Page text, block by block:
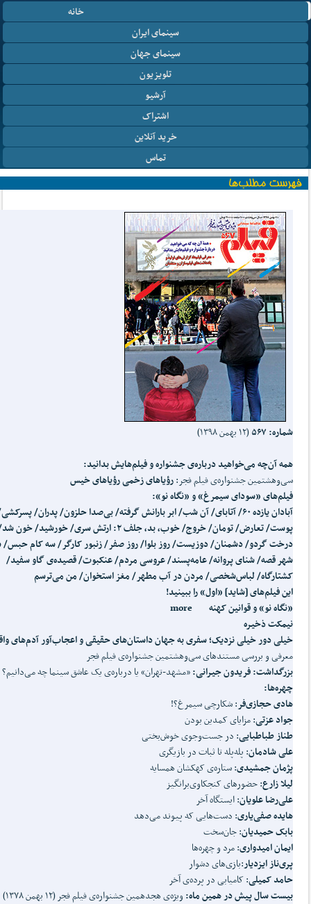
خانه
سینمای ایران
سینمای جهان
تلویزیون
آرشیو
اشتراک
خرید آنلاین
تماس
شماره: ۵۶۷
(۱۲ بهمن ۱۳۹۸)
همه آن‌چه می‌خواهید درباره‌ی جشنواره و فیلم‌هایش بدانید:
سی‌وهشتمین جشنواره‌ی فیلم فجر:رؤیاهای زخمی رؤیاهای خیس
فیلم‌های «سودای سیمرغ» و «نگاه نو»:
آبادان یازده ۶۰/ آتابای/ آن شب/ ابر بارانش گرفته/ بی
صدا حلزون/ پدران/
پوست/ تعارض/ تومان/ خروج/ خوب، بد، جلف ۲: ارتش سری/ خورشید/ خون
درخت گردو/ دشمنان/ دوزیست/ روز بلوا/ روز صفر/ زنبور کارگر/ سه کام حبس/
شهر قصه/ شنای پروانه/ عامهپسند/ عروسی مردم/ عنکبوت/ قصیده‌ی گاو سفید/
کشتارگاه/ لباسشخصی/ مردن در آب مطهر/ مغز استخوان/ من میترسم
این فیلمهای [شاید] «اول» را ببینید!
«نگاه نو» و قوانین کهنه more
نیمکت ذخیره
خیلی دور خیلی نزدیک؛ سفری به جهان داستانهای حقیقی و اعجابآور آدمهای
معرفی و بررسی مستندهای سی‌وهشتمین جشنواره‌ی فیلم فجر
بزرگداشت: فریدون جیرانی:«مشهد-تهران» یا درباره‌ی یک عاشق سینما چه می‌دانیم؟
چهرهها:
هادی حجازیفر: شکارچی سیمرغ؟!
جواد عزتی: مزایای کمدین بودن
طناز طباطبایی: در جست‌وجوی خوش‌بختی
علی شادمان: پله‌پله تا ثبات در بازیگری
پژمان جمشیدی: ستاره‌ی کهکشان همسایه
لیلا زارع: حضورهای کنجکاوی‌برانگیز
علیرضا علویان: ایستگاه آخر
هایده صفییاری: دست‌هایی که پیوند می‌دهد
بابک حمیدیان: جان‌سخت
ایمان امیدواری: مرد و چهره‌ها
پریناز ایزدیار:بازی‌های دشوار
حامد کمیلی: کامیابی در پرده‌ی آخر
بیست سال پیش در همین ماه: ویژه‌ی هجدهمین جشنواره‌ی فیلم فجر (۱۲ بهمن ۱۳۷۸)